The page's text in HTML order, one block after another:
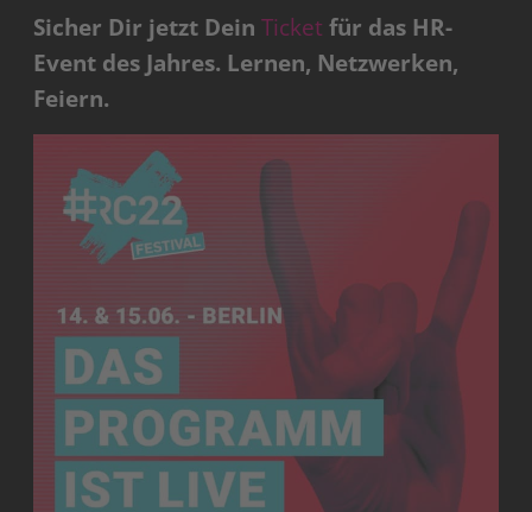
Sicher Dir jetzt Dein Ticket für das HR-
Event des Jahres. Lernen, Netzwerken,
Feiern.